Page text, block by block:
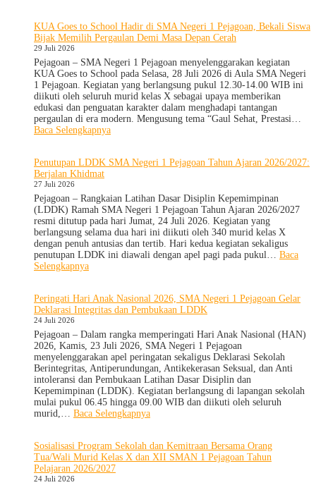
TKA:
SMA
1
Pejagoan
Gelar
Workshop
Penguatan
Kapasitas
KUA Goes to School Hadir di SMA Negeri 1 Pejagoan, Bekali Siswa
Bijak Memilih Pergaulan Demi Masa Depan Cerah
29 Juli 2026
Pejagoan – SMA Negeri 1 Pejagoan menyelenggarakan kegiatan
KUA Goes to School pada Selasa, 28 Juli 2026 di Aula SMA Negeri
1 Pejagoan. Kegiatan yang berlangsung pukul 12.30-14.00 WIB ini
diikuti oleh seluruh murid kelas X sebagai upaya memberikan
edukasi dan penguatan karakter dalam menghadapi tantangan
pergaulan di era modern. Mengusung tema “Gaul Sehat, Prestasi…
Baca Selengkapnya:
to
di
SMA
Negeri
1
Pejagoan,
Bekali
Pergaulan
Demi
Depan
Cerah
Penutupan LDDK SMA Negeri 1 Pejagoan Tahun Ajaran 2026/2027:
Berjalan Khidmat
27 Juli 2026
Pejagoan – Rangkaian Latihan Dasar Disiplin Kepemimpinan
(LDDK) Ramah SMA Negeri 1 Pejagoan Tahun Ajaran 2026/2027
resmi ditutup pada hari Jumat, 24 Juli 2026. Kegiatan yang
berlangsung selama dua hari ini diikuti oleh 340 murid kelas X
dengan penuh antusias dan tertib. Hari kedua kegiatan sekaligus
penutupan LDDK ini diawali dengan apel pagi pada pukul… Baca
Selengkapnya:
SMA
Negeri
Pejagoan
Tahun
Ajaran
2026/2027:
Berjalan
Khidmat
Peringati Hari Anak Nasional 2026, SMA Negeri 1 Pejagoan Gelar
Deklarasi Integritas dan Pembukaan LDDK
24 Juli 2026
Pejagoan – Dalam rangka memperingati Hari Anak Nasional (HAN)
2026, Kamis, 23 Juli 2026, SMA Negeri 1 Pejagoan
menyelenggarakan apel peringatan sekaligus Deklarasi Sekolah
Berintegritas, Antiperundungan, Antikekerasan Seksual, dan Anti
intoleransi dan Pembukaan Latihan Dasar Disiplin dan
Kepemimpinan (LDDK). Kegiatan berlangsung di lapangan sekolah
mulai pukul 06.45 hingga 09.00 WIB dan diikuti oleh seluruh
murid,… Baca Selengkapnya:
Anak
Nasional
Sosialisasi Program Sekolah dan Kemitraan Bersama Orang
Tua/Wali Murid Kelas X dan XII SMAN 1 Pejagoan Tahun
Pelajaran 2026/2027
24 Juli 2026